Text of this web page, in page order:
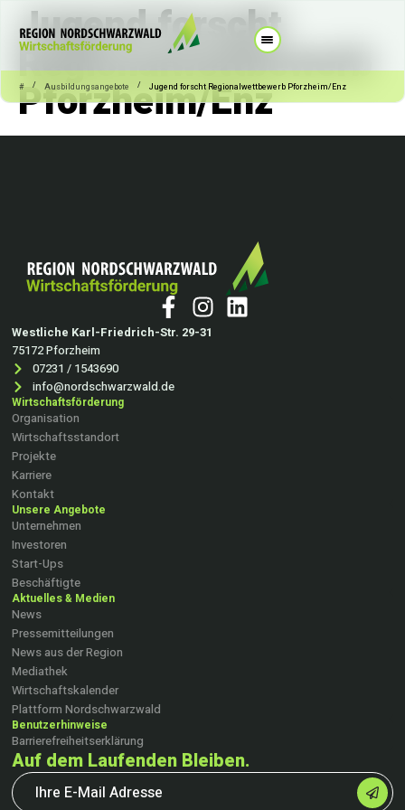
# / Ausbildungsangebote / Jugend forscht Regionalwettbewerb Pforzheim/Enz
Jugend forscht
Regionalwettbewerb
Pforzheim/Enz
Westliche Karl-Friedrich-Str. 29-31
75172 Pforzheim
07231 / 1543690
info@nordschwarzwald.de
Wirtschaftsförderung
Organisation
Wirtschaftsstandort
Projekte
Karriere
Kontakt
Unsere Angebote
Unternehmen
Investoren
Start-Ups
Beschäftigte
Aktuelles & Medien
News
Pressemitteilungen
News aus der Region
Mediathek
Wirtschaftskalender
Plattform Nordschwarzwald
Benutzerhinweise
Barrierefreiheitserklärung
Auf dem Laufenden Bleiben.